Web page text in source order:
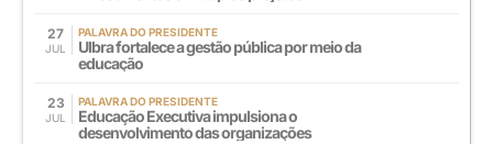
27
JUL
PALAVRA DO PRESIDENTE
Ulbra fortalece a gestão pública por meio da
educação
23
JUL
PALAVRA DO PRESIDENTE
Educação Executiva impulsiona o
desenvolvimento das organizações